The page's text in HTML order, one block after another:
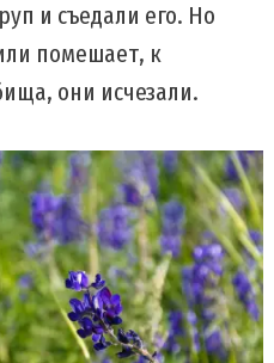
и съедали его. Но
помешает, к
они исчезали.